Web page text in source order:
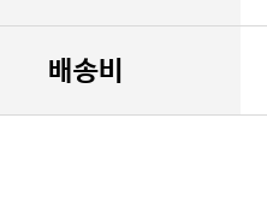
배송비